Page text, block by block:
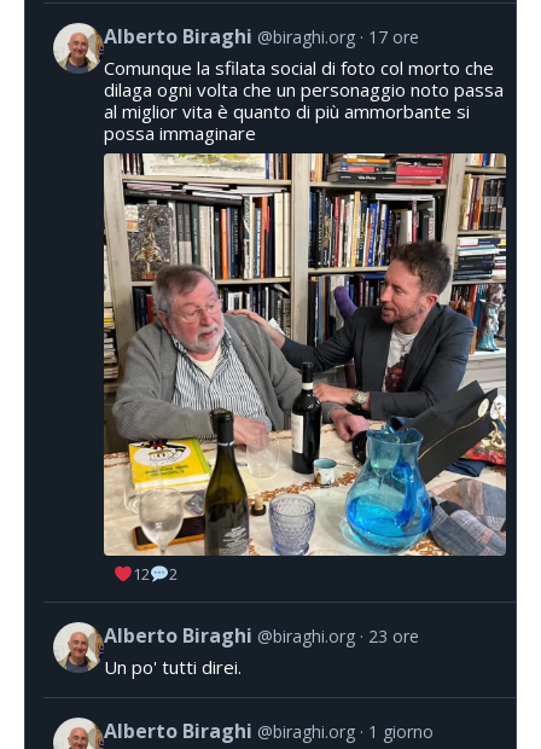
Alberto Biraghi @biraghi.org 17 ore
Comunque la sfilata social di foto col morto che
dilaga ogni volta che un personaggio noto passa
al miglior vita è quanto di più ammorbante si
possa immaginare
12 2
Alberto Biraghi @biraghi.org 23 ore
Un po' tutti direi.
Alberto Biraghi @biraghi.org 1 giorno